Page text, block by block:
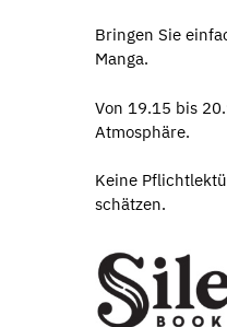
Bringen Sie
Manga.
Von 19.15 bis
Atmosphäre.
Keine
schätzen.